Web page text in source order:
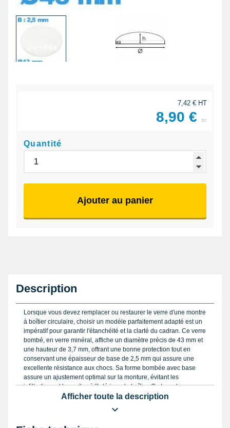
7,42 € HT
8,90 € ttc
Quantité
Ajouter au panier
Description
Lorsque vous devez remplacer ou restaurer le verre d'une montre
à boîtier circulaire, choisir un modèle parfaitement adapté est un
impératif pour garantir l'étanchéité et la clarté du cadran. Ce verre
bombé, en verre minéral, affiche un diamètre précis de 43 mm et
une hauteur de 3,7 mm, offrant une bonne protection tout en
conservant une épaisseur de base de 2,5 mm qui assure une
excellente résistance aux chocs. Sa forme bombée avec base
assure un ajustement optimal sur la monture, évitant les
infiltrations et les voiles à l'intérieur du boîtier. Ce type de verre
est aussi polyvalent, il peut convenir aux manomètres, voltmètres
Afficher toute la description